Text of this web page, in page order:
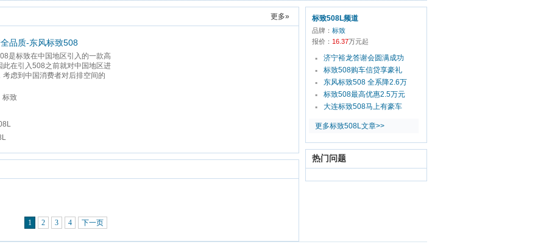
更多»
品质-东风标致508
是标致在中国地区引入的一款高
此在引入508之前就对中国地区进
考虑到中国消费者对后排空间的
标致
1 2 3 4 下一页
标致508L频道
品牌： 标致
报价： 16.37万元起
▪
济宁裕龙答谢会圆满成功
▪
标致508购车信贷享豪礼
▪
东风标致508 全系降2.6万
▪
标致508最高优惠2.5万元
▪
大连标致508马上有豪车
更多标致508L文章>>
热门问题